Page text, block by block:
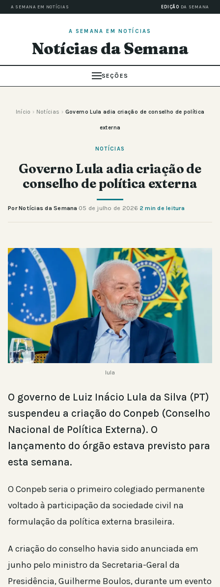
A SEMANA EM NOTÍCIAS EDIÇÃO DA SEMANA
A SEMANA EM NOTÍCIAS
Notícias da Semana
SEÇÕES
Início › Notícias › Governo Lula adia criação de conselho de política
externa
NOTÍCIAS
Governo Lula adia criação de
conselho de política externa
Por Notícias da Semana·05 de julho de 2026·2 min de leitura
lula
O governo de Luiz Inácio Lula da Silva (PT)
suspendeu a criação do Conpeb (Conselho
Nacional de Política Externa). O
lançamento do órgão estava previsto para
esta semana.
O Conpeb seria o primeiro colegiado permanente
voltado à participação da sociedade civil na
formulação da política externa brasileira.
A criação do conselho havia sido anunciada em
junho pelo ministro da Secretaria-Geral da
Presidência, Guilherme Boulos, durante um evento